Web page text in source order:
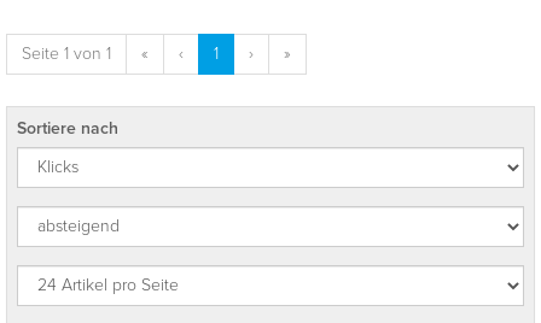
Seite 1 von 1 « ‹ 1 › »
Sortiere nach